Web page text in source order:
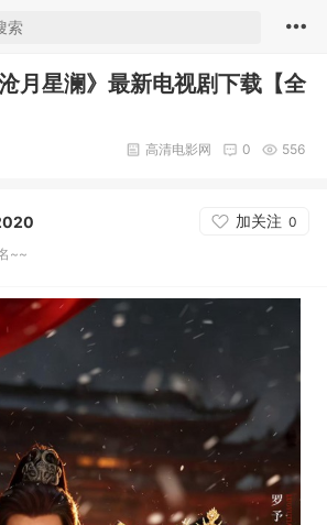
月星澜》最新电视剧下载【全
556
0
高清电影网
加关注 0
~~